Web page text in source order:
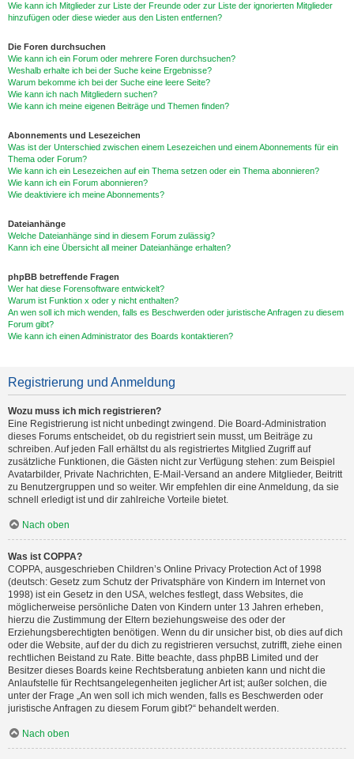
Wie kann ich Mitglieder zur Liste der Freunde oder zur Liste der ignorierten Mitglieder
hinzufügen oder diese wieder aus den Listen entfernen?
Die Foren durchsuchen
Wie kann ich ein Forum oder mehrere Foren durchsuchen?
Weshalb erhalte ich bei der Suche keine Ergebnisse?
Warum bekomme ich bei der Suche eine leere Seite?
Wie kann ich nach Mitgliedern suchen?
Wie kann ich meine eigenen Beiträge und Themen finden?
Abonnements und Lesezeichen
Was ist der Unterschied zwischen einem Lesezeichen und einem Abonnements für ein
Thema oder Forum?
Wie kann ich ein Lesezeichen auf ein Thema setzen oder ein Thema abonnieren?
Wie kann ich ein Forum abonnieren?
Wie deaktiviere ich meine Abonnements?
Dateianhänge
Welche Dateianhänge sind in diesem Forum zulässig?
Kann ich eine Übersicht all meiner Dateianhänge erhalten?
phpBB betreffende Fragen
Wer hat diese Forensoftware entwickelt?
Warum ist Funktion x oder y nicht enthalten?
An wen soll ich mich wenden, falls es Beschwerden oder juristische Anfragen zu diesem
Forum gibt?
Wie kann ich einen Administrator des Boards kontaktieren?
Registrierung und Anmeldung
Wozu muss ich mich registrieren?
Eine Registrierung ist nicht unbedingt zwingend. Die Board-Administration
dieses Forums entscheidet, ob du registriert sein musst, um Beiträge zu
schreiben. Auf jeden Fall erhältst du als registriertes Mitglied Zugriff auf
zusätzliche Funktionen, die Gästen nicht zur Verfügung stehen: zum Beispiel
Avatarbilder, Private Nachrichten, E-Mail-Versand an andere Mitglieder, Beitritt
zu Benutzergruppen und so weiter. Wir empfehlen dir eine Anmeldung, da sie
schnell erledigt ist und dir zahlreiche Vorteile bietet.
Nach oben
Was ist COPPA?
COPPA, ausgeschrieben Children’s Online Privacy Protection Act of 1998
(deutsch: Gesetz zum Schutz der Privatsphäre von Kindern im Internet von
1998) ist ein Gesetz in den USA, welches festlegt, dass Websites, die
möglicherweise persönliche Daten von Kindern unter 13 Jahren erheben,
hierzu die Zustimmung der Eltern beziehungsweise des oder der
Erziehungsberechtigten benötigen. Wenn du dir unsicher bist, ob dies auf dich
oder die Website, auf der du dich zu registrieren versuchst, zutrifft, ziehe einen
rechtlichen Beistand zu Rate. Bitte beachte, dass phpBB Limited und der
Besitzer dieses Boards keine Rechtsberatung anbieten kann und nicht die
Anlaufstelle für Rechtsangelegenheiten jeglicher Art ist; außer solchen, die
unter der Frage „An wen soll ich mich wenden, falls es Beschwerden oder
juristische Anfragen zu diesem Forum gibt?“ behandelt werden.
Nach oben